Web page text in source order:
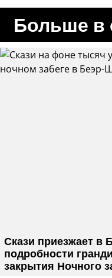
Больше в
Скази приезжает в
подробности
закрытия Ночного